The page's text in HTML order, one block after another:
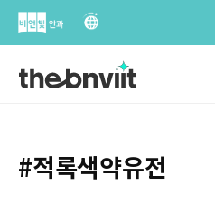
Skip
#적록색약유전